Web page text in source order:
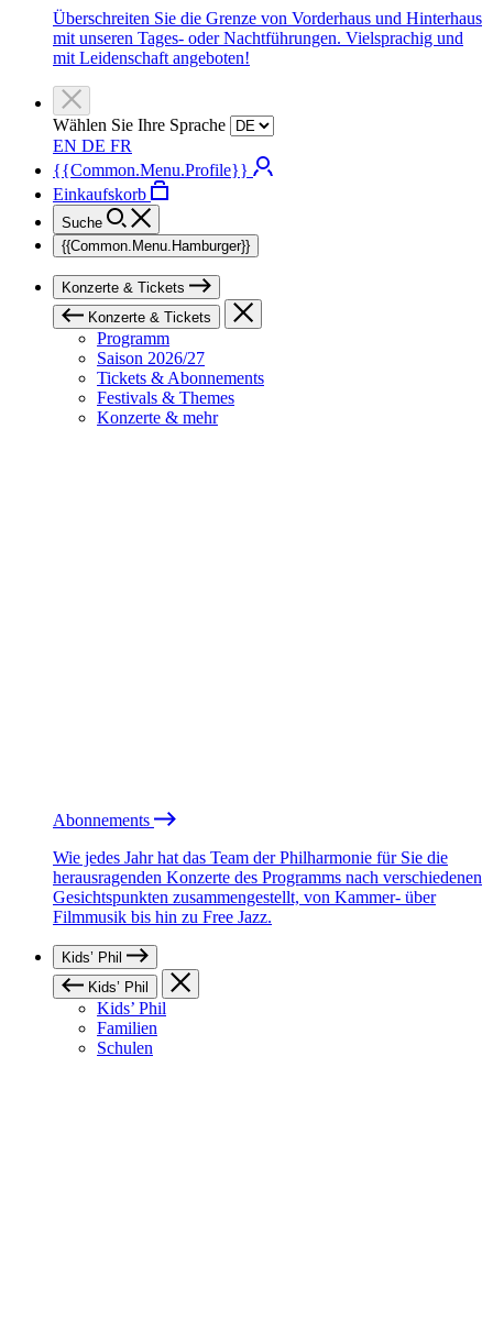
Überschreiten Sie die Grenze von Vorderhaus und Hinterhaus
mit unseren Tages- oder Nachtführungen. Vielsprachig und
mit Leidenschaft angeboten!
Wählen Sie Ihre Sprache
EN DE FR
{{Common.Menu.Profile}}
Einkaufskorb
Suche
{{Common.Menu.Hamburger}}
Konzerte & Tickets
Konzerte & Tickets
Programm
Saison 2026/27
Tickets & Abonnements
Festivals & Themes
Konzerte & mehr
Abonnements
Wie jedes Jahr hat das Team der Philharmonie für Sie die
herausragenden Konzerte des Programms nach verschiedenen
Gesichtspunkten zusammengestellt, von Kammer- über
Filmmusik bis hin zu Free Jazz.
Kids’ Phil
Kids’ Phil
Kids’ Phil
Familien
Schulen